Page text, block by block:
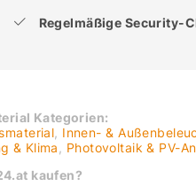
Regelmäßige Security-
Kategorien:
Innen- &
& Klima Photovoltaik & PV-
kaufen?